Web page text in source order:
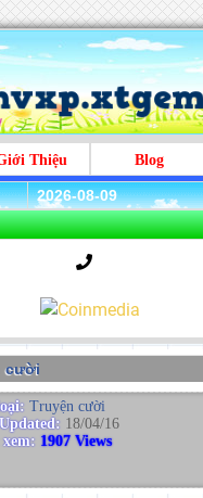
Thiệu Blog
2026-08-09
cười
Truyện cười
18/04/16
1907 Views